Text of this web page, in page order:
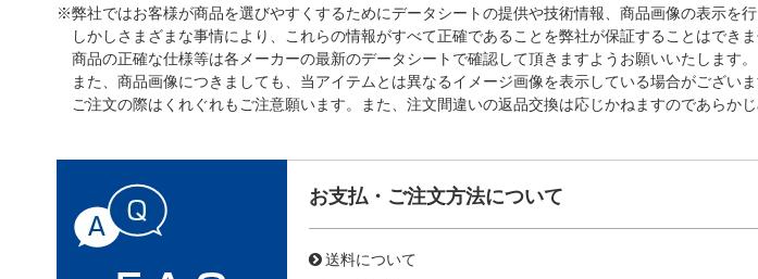
※弊社ではお客様が商品を選びやすくするためにデータシートの提供や技術情報、商品画像の表示を行
しかしさまざまな事情により、これらの情報がすべて正確であることを弊社が保証することはできま
商品の正確な仕様等は各メーカーの最新のデータシートで確認して頂きますようお願いいたします。
また、商品画像につきましても、当アイテムとは異なるイメージ画像を表示している場合がございま
ご注文の際はくれぐれもご注意願います。また、注文間違いの返品交換は応じかねますのであらかじ
お支払・ご注文方法について
送料について